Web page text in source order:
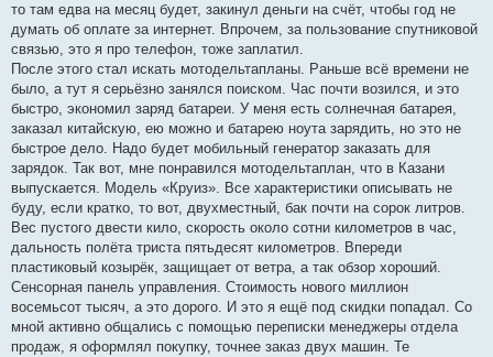
то там едва на месяц будет, закинул деньги на счёт, чтобы год не
думать об оплате за интернет. Впрочем, за пользование спутниковой
связью, это я про телефон, тоже заплатил.
После этого стал искать мотодельтапланы. Раньше всё времени не
было, а тут я серьёзно занялся поиском. Час почти возился, и это
быстро, экономил заряд батареи. У меня есть солнечная батарея,
заказал китайскую, ею можно и батарею ноута зарядить, но это не
быстрое дело. Надо будет мобильный генератор заказать для
зарядок. Так вот, мне понравился мотодельтаплан, что в Казани
выпускается. Модель «Круиз». Все характеристики описывать не
буду, если кратко, то вот, двухместный, бак почти на сорок литров.
Вес пустого двести кило, скорость около сотни километров в час,
дальность полёта триста пятьдесят километров. Впереди
пластиковый козырёк, защищает от ветра, а так обзор хороший.
Сенсорная панель управления. Стоимость нового миллион
восемьсот тысяч, а это дорого. И это я ещё под скидки попадал. Со
мной активно общались с помощью переписки менеджеры отдела
продаж, я оформлял покупку, точнее заказ двух машин. Те